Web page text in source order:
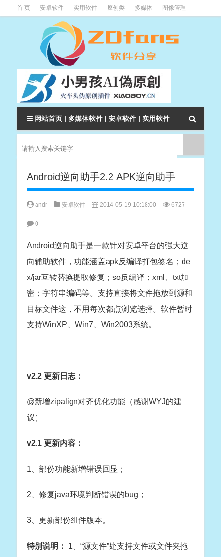
首 页 安卓软件 实用软件 原创类 多媒体 图像管理
下载类
网站首页 | 多媒体软件 | 安卓软件 | 实用软件
Android逆向助手2.2 APK逆向助手
andr 安卓软件 2014-05-19 10:18:00 6727
0
Android逆向助手是一款针对安卓平台的强大逆
向辅助软件，功能涵盖apk反编译打包签名；de
x/jar互转替换提取修复；so反编译；xml、txt加
密；字符串编码等。支持直接将文件拖放到源和
目标文件这，不用每次都点浏览选择。软件暂时
支持WinXP、Win7、Win2003系统。
v2.2 更新日志：
@新增zipalign对齐优化功能（感谢WYJ的建
议）
v2.1 更新内容：
1、部份功能新增错误回显；
2、修复java环境判断错误的bug；
3、更新部份组件版本。
特别说明：
1、“源文件”处支持文件或文件夹拖